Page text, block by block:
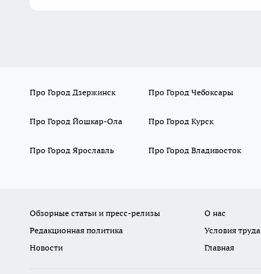
Про Город Дзержинск Про Город Чебоксары
Про Город Йошкар-Ола Про Город Курск
Про Город Ярославль Про Город Владивосток
Обзорные статьи и пресс-релизы О нас
Редакционная политика
Условия труда
Новости
Главная